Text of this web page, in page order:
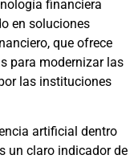
financiera
en soluciones
que ofrece
para modernizar las
las instituciones
artificial dentro
un claro indicador de